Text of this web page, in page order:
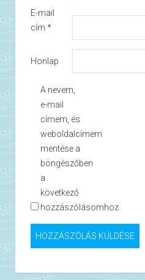
E-mail
cím *
Honlap
A nevem,
e-mail
címem, és
weboldalcímem
mentése a
böngészőben
a
következő
hozzászólásomhoz.